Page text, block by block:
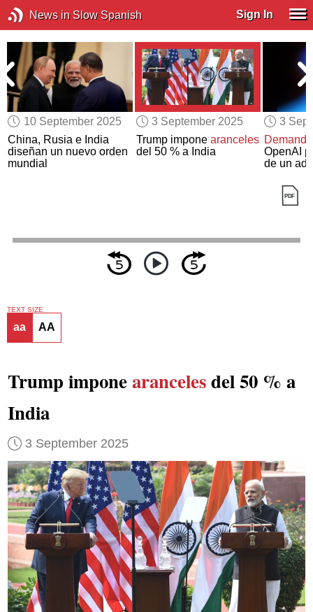
News in Slow Spanish Sign In
10 September 2025
China, Rusia e India
diseñan un nuevo orden
mundial
3 September 2025
Trump impone aranceles
del 50 % a India
3
OpenAI
de un
TEXT SIZE
aa AA
Trump imponearancelesdel 50 % a
India
3 September 2025